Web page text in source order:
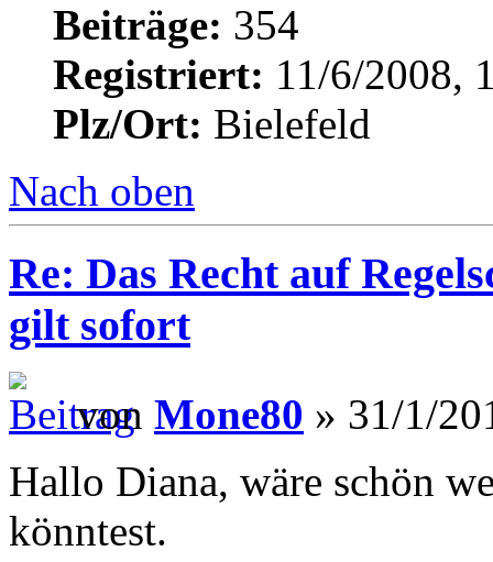
Beiträge: 354
Registriert: 11/6/2008,
Plz/Ort: Bielefeld
Nach oben
Re: Das Recht auf
gilt sofort
von Mone80 » 31/1/
Hallo Diana, wäre schön
könntest.